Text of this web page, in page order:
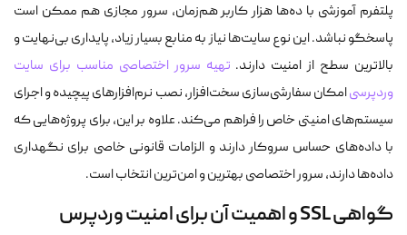
پلتفرم آموزشی با ده‌ها هزار کاربر هم‌زمان، سرور مجازی هم ممکن است
پاسخگو نباشد. این نوع سایت‌ها نیاز به منابع بسیار زیاد، پایداری بی‌نهایت و
بالاترین سطح از امنیت دارند. تهیه سرور اختصاصی مناسب برای سایت
وردپرسیامکان سفارشی‌سازی سخت‌افزار، نصب نرم‌افزارهای پیچیده و اجرای
سیستم‌های امنیتی خاص را فراهم می‌کند. علاوه بر این، برای پروژه‌هایی که
با داده‌های حساس سروکار دارند و الزامات قانونی خاصی برای نگهداری
داده‌ها دارند، سرور اختصاصی بهترین و امن‌ترین انتخاب است.
گواهی SSL و اهمیت آن برای امنیت وردپرس